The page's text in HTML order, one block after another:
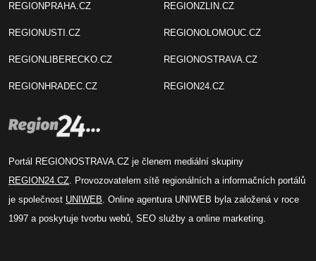
REGIONPRAHA.CZ
REGIONUSTI.CZ
REGIONLIBERECKO.CZ
REGIONHRADEC.CZ
REGIONZLIN.CZ
REGIONOLOMOUC.CZ
REGIONOSTRAVA.CZ
REGION24.CZ
Portál REGIONOSTRAVA.CZ je členem mediální skupiny
REGION24.CZ. Provozovatelem sítě regionálních a informačních portálů
je společnost UNIWEB. Online agentura UNIWEB byla založená v roce
1997 a poskytuje tvorbu webů, SEO služby a online marketing.